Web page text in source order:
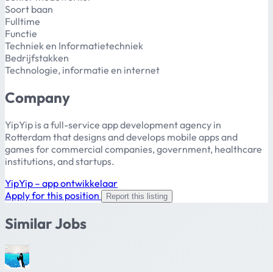
Soort baan
Fulltime
Functie
Techniek en Informatietechniek
Bedrijfstakken
Technologie, informatie en internet
Company
YipYip is a full-service app development agency in
Rotterdam that designs and develops mobile apps and
games for commercial companies, government, healthcare
institutions, and startups.
YipYip – app ontwikkelaar
Apply for this position
Report this listing
Similar Jobs